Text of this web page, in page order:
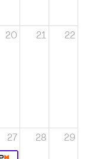
20 21 22
27 28 29